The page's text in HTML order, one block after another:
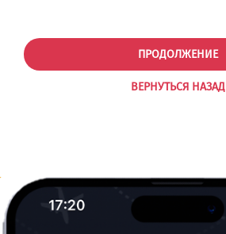
ВЕРНУТЬСЯ НАЗАД
ПРОДОЛЖЕНИЕ